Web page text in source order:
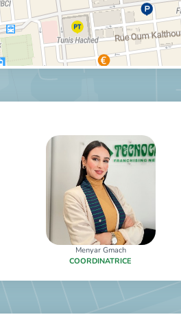
Menyar Gmach
COORDINATRICE